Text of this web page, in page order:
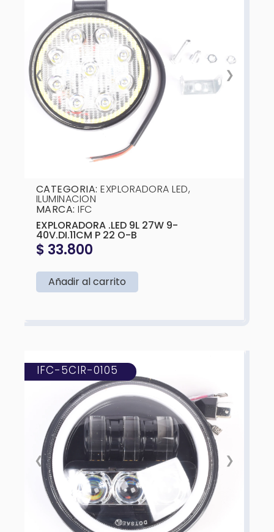
❮ ❯
CATEGORIA:EXPLORADORA LED,
ILUMINACION
MARCA:IFC
EXPLORADORA .LED 9L 27W 9-
40V.DI.11CM P 22 O-B
$33.800
Añadir al carrito
❮ ❯
IFC-5CIR-0105